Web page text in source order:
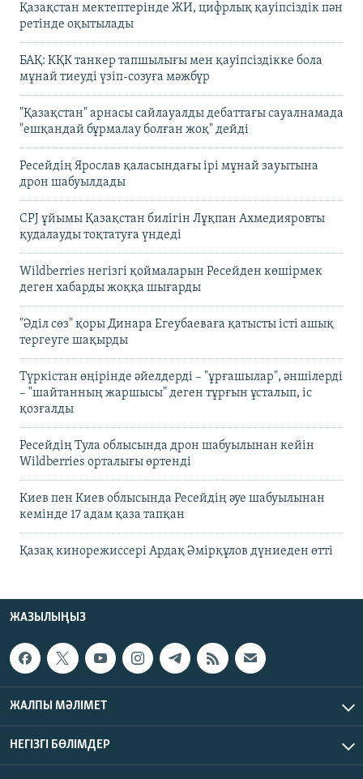
Қазақстан мектептерінде ЖИ, цифрлық қауіпсіздік пән
ретінде оқытылады
БАҚ: КҚК танкер тапшылығы мен қауіпсіздікке бола
мұнай тиеуді үзіп-созуға мәжбүр
"Қазақстан" арнасы сайлауалды дебаттағы сауалнамада
"ешқандай бұрмалау болған жоқ" дейді
Ресейдің Ярослав қаласындағы ірі мұнай зауытына
дрон шабуылдады
CPJ ұйымы Қазақстан билігін Лұқпан Ахмедияровты
қудалауды тоқтатуға үндеді
Wildberries негізгі қоймаларын Ресейден көшірмек
деген хабарды жоққа шығарды
"Әділ сөз" қоры Динара Егеубаеваға қатысты істі ашық
тергеуге шақырды
Түркістан өңірінде әйелдерді – "ұрғашылар", әншілерді
– "шайтанның жаршысы" деген тұрғын ұсталып, іс
қозғалды
Ресейдің Тула облысында дрон шабуылынан кейін
Wildberries орталығы өртенді
Киев пен Киев облысында Ресейдің әуе шабуылынан
кемінде 17 адам қаза тапқан
Қазақ кинорежиссері Ардақ Әмірқұлов дүниеден өтті
ЖАЗЫЛЫҢЫЗ
ЖАЛПЫ МӘЛІМЕТ
НЕГІЗГІ БӨЛІМДЕР